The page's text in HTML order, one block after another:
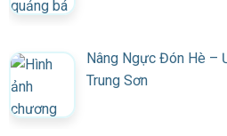
Nâng Ngực Đón Hè –
Trung Sơn